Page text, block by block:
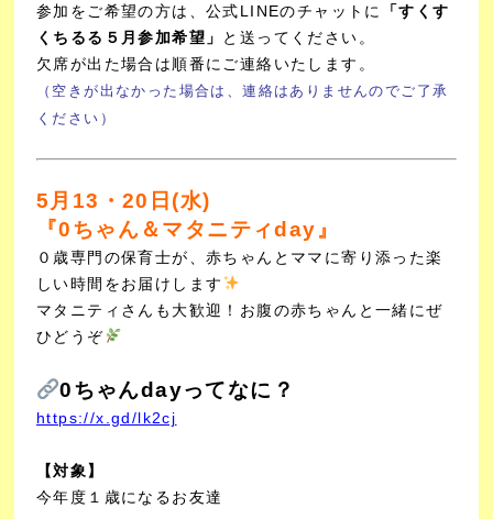
参加をご希望の方は、公式LINEのチャットに 「すくす
くちるる５月参加希望」 と送ってください。
欠席が出た場合は順番にご連絡いたします。
（空きが出なかった場合は、連絡はありませんのでご了承
ください）
5月13・20日(水)
『0ちゃん＆マタニティday』
０歳専門の保育士が、赤ちゃんとママに寄り添った楽
しい時間をお届けします
マタニティさんも大歓迎！お腹の赤ちゃんと一緒にぜ
ひどうぞ
0ちゃんdayってなに？
https://x.gd/lk2cj
【対象】
今年度１歳になるお友達